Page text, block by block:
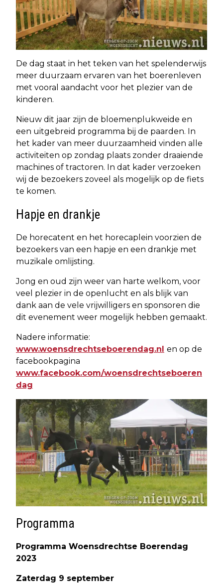
De dag staat in het teken van het spelenderwijs
meer duurzaam ervaren van het boerenleven
met vooral aandacht voor het plezier van de
kinderen.
Nieuw dit jaar zijn de bloemenplukweide en
een uitgebreid programma bij de paarden. In
het kader van meer duurzaamheid vinden alle
activiteiten op zondag plaats zonder draaiende
machines of tractoren. In dat kader verzoeken
wij de bezoekers zoveel als mogelijk op de fiets
te komen.
Hapje en drankje
De horecatent en het horecaplein voorzien de
bezoekers van een hapje en een drankje met
muzikale omlijsting.
Jong en oud zijn weer van harte welkom, voor
veel plezier in de openlucht en als blijk van
dank aan de vele vrijwilligers en sponsoren die
dit evenement weer mogelijk hebben gemaakt.
Nadere informatie:
www.woensdrechtseboerendag.nl en op de
facebookpagina
www.facebook.com/woensdrechtseboeren
dag
Programma
Programma Woensdrechtse Boerendag
2023
Zaterdag 9 september